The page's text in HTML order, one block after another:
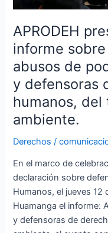
APRODEH
informe
abusos de
y defensoras
humanos,
ambiente.
Derechos /
En el marco de
declaración sobre
Humanos, el jueves 12
Huamanga el informe:
y defensoras de
poder
defensores
defensoras
de
derechos
humanos,
del
territorio
el
medio
ambiente.